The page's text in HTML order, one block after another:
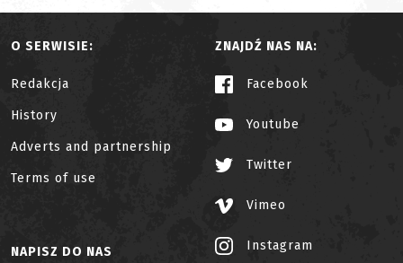
O SERWISIE:
Redakcja
History
Adverts and partnership
Terms of use
ZNAJDŹ NAS NA:
Facebook
Youtube
Twitter
Vimeo
Instagram
NAPISZ DO NAS